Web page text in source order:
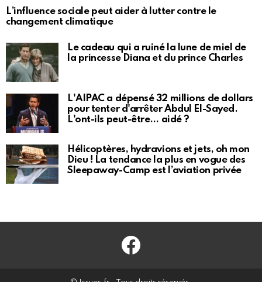
L’influence sociale peut aider à lutter contre le
changement climatique
Le cadeau qui a ruiné la lune de miel de
la princesse Diana et du prince Charles
L'AIPAC a dépensé 32 millions de dollars
pour tenter d'arrêter Abdul El-Sayed.
L'ont-ils peut-être… aidé ?
Hélicoptères, hydravions et jets, oh mon
Dieu ! La tendance la plus en vogue des
Sleepaway-Camp est l’aviation privée
Facebook